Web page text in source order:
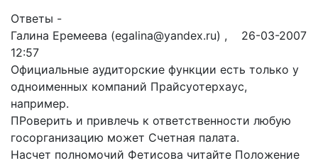
Ответы -
Галина Еремеева (egalina@yandex.ru) , 26-03-2007
12:57
Официальные аудиторские функции есть только у
одноименных компаний Прайсуотерхаус,
например.
ПРоверить и привлечь к ответственности любую
госорганизацию может Счетная палата.
Насчет полномочий Фетисова читайте Положение